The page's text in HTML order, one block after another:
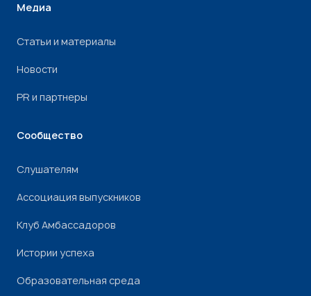
Медиа
Статьи и материалы
Новости
PR и партнеры
Сообщество
Слушателям
Ассоциация выпускников
Клуб Амбассадоров
Истории успеха
Образовательная среда